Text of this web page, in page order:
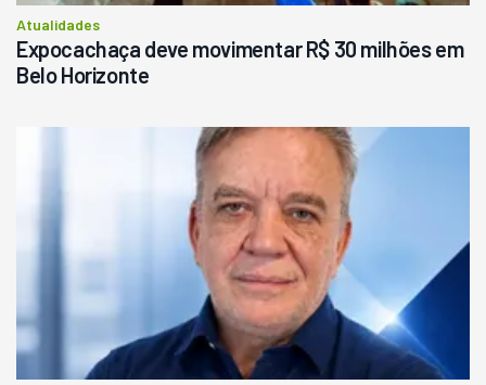
Consultar
Atualidades
Expocachaça deve movimentar R$ 30 milhões em
Belo Horizonte